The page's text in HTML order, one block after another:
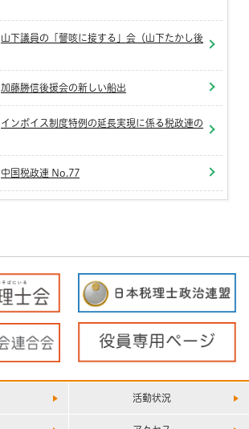
山下議員の「謦咳に接する」会（山下たかし後
加藤勝信後援会の新しい船出
インボイス制度特例の延長実現に係る税政連の
中国税政連 No.77
活動状況